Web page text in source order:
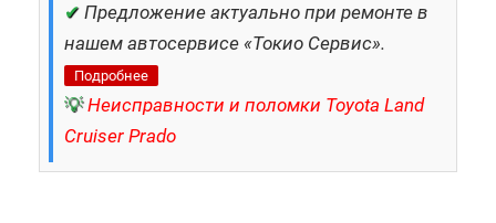
✔ Предложение актуально при ремонте в
нашем автосервисе «Токио Сервис».
Подробнее
💡 Неисправности и поломки Toyota Land
Cruiser Prado